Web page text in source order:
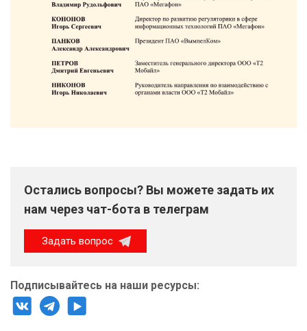
Остались вопросы? Вы можете задать их
нам через чат-бота в телеграм
Задать вопрос
Подписывайтесь на наши ресурсы: